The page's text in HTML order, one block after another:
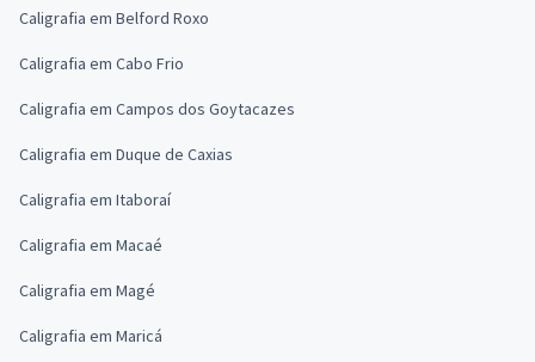
Caligrafia em Belford Roxo
Caligrafia em Cabo Frio
Caligrafia em Campos dos Goytacazes
Caligrafia em Duque de Caxias
Caligrafia em Itaboraí
Caligrafia em Macaé
Caligrafia em Magé
Caligrafia em Maricá